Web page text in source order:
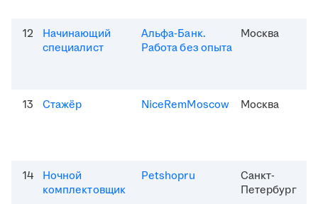
12
Начинающий
специалист
Альфа-Банк.
Работа без опыта
Москва
13 Стажёр NiceRemMoscow Москва
14
Ночной
комплектовщик
Petshopru
Санкт-
Петербург